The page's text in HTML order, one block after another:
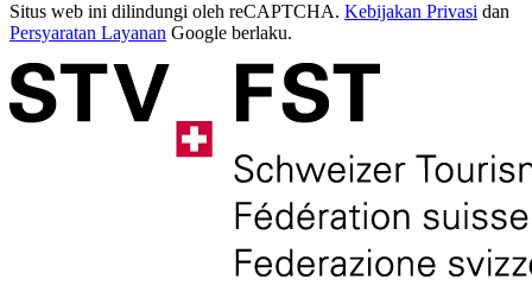
Situs web ini dilindungi oleh reCAPTCHA. Kebijakan Privasi dan
Persyaratan Layanan Google berlaku.